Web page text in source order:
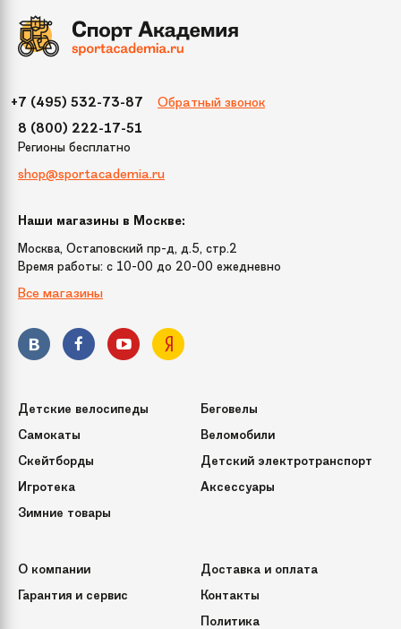
Бренд Crystal Trees
Модель Габи
Диаметр нижнего
яруса
Тип крепления
веток
Фиксированные ветки
Способ фиксации
Кол-во веток
1347
Срок службы
+7 (495) 532-73-87 Обратный звонок
8 (800) 222-17-51
Регионы бесплатно
shop@sportacademia.ru
Наши магазины в Москве:
Москва, Остаповский пр-д, д.5, стр.2
Время работы: c 10-00 до 20-00 ежедневно
Все магазины
Детские велосипеды
Беговелы
Самокаты
Веломобили
Скейтборды
Детский электротранспорт
Игротека
Аксессуары
Зимние товары
О компании
Доставка и оплата
Гарантия и сервис
Контакты
Политика